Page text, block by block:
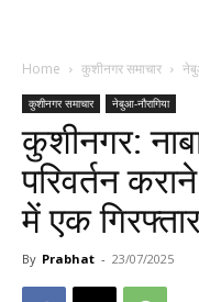
Home कुशीनगर समाचार
कुशीनगर समाचार नेबुआ-नौरागिया
कुशीनगर:
परिवर्तन
में एक
By Prabhat - 23/07/2025